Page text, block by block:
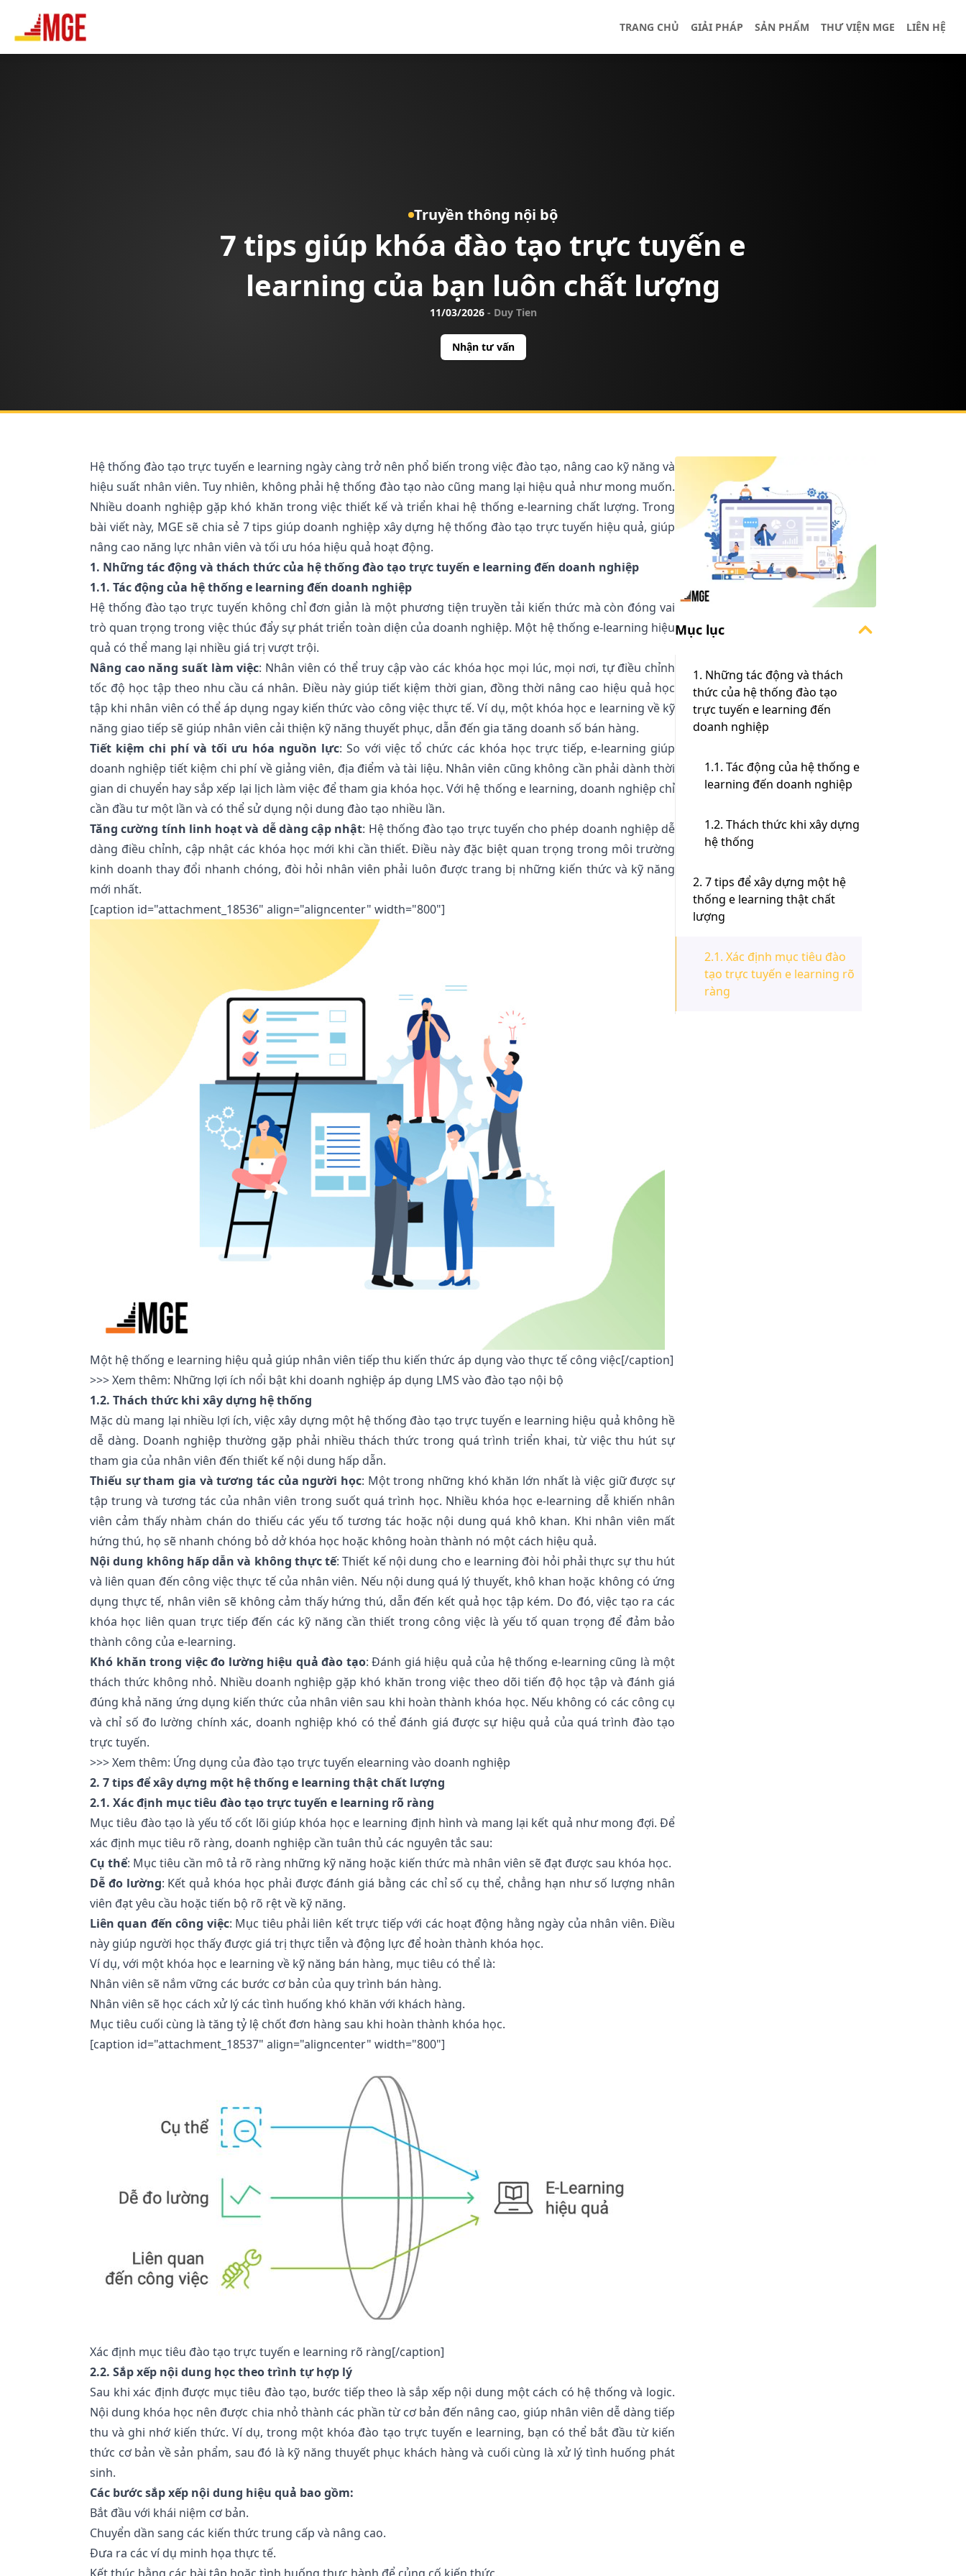
TRANG CHỦ GIẢI PHÁP SẢN PHẨM THƯ VIỆN MGE LIÊN HỆ
Truyền thông nội bộ
7 tips giúp khóa đào tạo trực tuyến e
learning của bạn luôn chất lượng
11/03/2026 - Duy Tien
Nhận tư vấn
Hệ thống đào tạo trực tuyến e learning ngày càng trở nên phổ biến trong việc đào tạo, nâng cao kỹ năng và
hiệu suất nhân viên. Tuy nhiên, không phải hệ thống đào tạo nào cũng mang lại hiệu quả như mong muốn.
Nhiều doanh nghiệp gặp khó khăn trong việc thiết kế và triển khai hệ thống e-learning chất lượng. Trong
bài viết này, MGE sẽ chia sẻ 7 tips giúp doanh nghiệp xây dựng hệ thống đào tạo trực tuyến hiệu quả, giúp
nâng cao năng lực nhân viên và tối ưu hóa hiệu quả hoạt động.
1. Những tác động và thách thức của hệ thống đào tạo trực tuyến e learning đến doanh nghiệp
1.1. Tác động của hệ thống e learning đến doanh nghiệp
Hệ thống đào tạo trực tuyến không chỉ đơn giản là một phương tiện truyền tải kiến thức mà còn đóng vai
trò quan trọng trong việc thúc đẩy sự phát triển toàn diện của doanh nghiệp. Một hệ thống e-learning hiệu
quả có thể mang lại nhiều giá trị vượt trội.
Nâng cao năng suất làm việc: Nhân viên có thể truy cập vào các khóa học mọi lúc, mọi nơi, tự điều chỉnh
tốc độ học tập theo nhu cầu cá nhân. Điều này giúp tiết kiệm thời gian, đồng thời nâng cao hiệu quả học
tập khi nhân viên có thể áp dụng ngay kiến thức vào công việc thực tế. Ví dụ, một khóa học e learning về kỹ
năng giao tiếp sẽ giúp nhân viên cải thiện kỹ năng thuyết phục, dẫn đến gia tăng doanh số bán hàng.
Tiết kiệm chi phí và tối ưu hóa nguồn lực: So với việc tổ chức các khóa học trực tiếp, e-learning giúp
doanh nghiệp tiết kiệm chi phí về giảng viên, địa điểm và tài liệu. Nhân viên cũng không cần phải dành thời
gian di chuyển hay sắp xếp lại lịch làm việc để tham gia khóa học. Với hệ thống e learning, doanh nghiệp chỉ
cần đầu tư một lần và có thể sử dụng nội dung đào tạo nhiều lần.
Tăng cường tính linh hoạt và dễ dàng cập nhật: Hệ thống đào tạo trực tuyến cho phép doanh nghiệp dễ
dàng điều chỉnh, cập nhật các khóa học mới khi cần thiết. Điều này đặc biệt quan trọng trong môi trường
kinh doanh thay đổi nhanh chóng, đòi hỏi nhân viên phải luôn được trang bị những kiến thức và kỹ năng
mới nhất.
[caption id="attachment_18536" align="aligncenter" width="800"]
Một hệ thống e learning hiệu quả giúp nhân viên tiếp thu kiến thức áp dụng vào thực tế công việc[/caption]
>>> Xem thêm: Những lợi ích nổi bật khi doanh nghiệp áp dụng LMS vào đào tạo nội bộ
1.2. Thách thức khi xây dựng hệ thống
Mặc dù mang lại nhiều lợi ích, việc xây dựng một hệ thống đào tạo trực tuyến e learning hiệu quả không hề
dễ dàng. Doanh nghiệp thường gặp phải nhiều thách thức trong quá trình triển khai, từ việc thu hút sự
tham gia của nhân viên đến thiết kế nội dung hấp dẫn.
Thiếu sự tham gia và tương tác của người học: Một trong những khó khăn lớn nhất là việc giữ được sự
tập trung và tương tác của nhân viên trong suốt quá trình học. Nhiều khóa học e-learning dễ khiến nhân
viên cảm thấy nhàm chán do thiếu các yếu tố tương tác hoặc nội dung quá khô khan. Khi nhân viên mất
hứng thú, họ sẽ nhanh chóng bỏ dở khóa học hoặc không hoàn thành nó một cách hiệu quả.
Nội dung không hấp dẫn và không thực tế: Thiết kế nội dung cho e learning đòi hỏi phải thực sự thu hút
và liên quan đến công việc thực tế của nhân viên. Nếu nội dung quá lý thuyết, khô khan hoặc không có ứng
dụng thực tế, nhân viên sẽ không cảm thấy hứng thú, dẫn đến kết quả học tập kém. Do đó, việc tạo ra các
khóa học liên quan trực tiếp đến các kỹ năng cần thiết trong công việc là yếu tố quan trọng để đảm bảo
thành công của e-learning.
Khó khăn trong việc đo lường hiệu quả đào tạo: Đánh giá hiệu quả của hệ thống e-learning cũng là một
thách thức không nhỏ. Nhiều doanh nghiệp gặp khó khăn trong việc theo dõi tiến độ học tập và đánh giá
đúng khả năng ứng dụng kiến thức của nhân viên sau khi hoàn thành khóa học. Nếu không có các công cụ
và chỉ số đo lường chính xác, doanh nghiệp khó có thể đánh giá được sự hiệu quả của quá trình đào tạo
trực tuyến.
>>> Xem thêm: Ứng dụng của đào tạo trực tuyến elearning vào doanh nghiệp
2. 7 tips để xây dựng một hệ thống e learning thật chất lượng
2.1. Xác định mục tiêu đào tạo trực tuyến e learning rõ ràng
Mục tiêu đào tạo là yếu tố cốt lõi giúp khóa học e learning định hình và mang lại kết quả như mong đợi. Để
xác định mục tiêu rõ ràng, doanh nghiệp cần tuân thủ các nguyên tắc sau:
Cụ thể: Mục tiêu cần mô tả rõ ràng những kỹ năng hoặc kiến thức mà nhân viên sẽ đạt được sau khóa học.
Dễ đo lường: Kết quả khóa học phải được đánh giá bằng các chỉ số cụ thể, chẳng hạn như số lượng nhân
viên đạt yêu cầu hoặc tiến bộ rõ rệt về kỹ năng.
Liên quan đến công việc: Mục tiêu phải liên kết trực tiếp với các hoạt động hằng ngày của nhân viên. Điều
này giúp người học thấy được giá trị thực tiễn và động lực để hoàn thành khóa học.
Ví dụ, với một khóa học e learning về kỹ năng bán hàng, mục tiêu có thể là:
Nhân viên sẽ nắm vững các bước cơ bản của quy trình bán hàng.
Nhân viên sẽ học cách xử lý các tình huống khó khăn với khách hàng.
Mục tiêu cuối cùng là tăng tỷ lệ chốt đơn hàng sau khi hoàn thành khóa học.
[caption id="attachment_18537" align="aligncenter" width="800"]
Xác định mục tiêu đào tạo trực tuyến e learning rõ ràng[/caption]
2.2. Sắp xếp nội dung học theo trình tự hợp lý
Sau khi xác định được mục tiêu đào tạo, bước tiếp theo là sắp xếp nội dung một cách có hệ thống và logic.
Nội dung khóa học nên được chia nhỏ thành các phần từ cơ bản đến nâng cao, giúp nhân viên dễ dàng tiếp
thu và ghi nhớ kiến thức. Ví dụ, trong một khóa đào tạo trực tuyến e learning, bạn có thể bắt đầu từ kiến
thức cơ bản về sản phẩm, sau đó là kỹ năng thuyết phục khách hàng và cuối cùng là xử lý tình huống phát
sinh.
Các bước sắp xếp nội dung hiệu quả bao gồm:
Bắt đầu với khái niệm cơ bản.
Chuyển dần sang các kiến thức trung cấp và nâng cao.
Đưa ra các ví dụ minh họa thực tế.
Mục lục
1. Những tác động và thách
thức của hệ thống đào tạo
trực tuyến e learning đến
doanh nghiệp
1.1. Tác động của hệ thống e
learning đến doanh nghiệp
1.2. Thách thức khi xây dựng
hệ thống
2. 7 tips để xây dựng một hệ
thống e learning thật chất
lượng
2.1. Xác định mục tiêu đào
tạo trực tuyến e learning rõ
ràng